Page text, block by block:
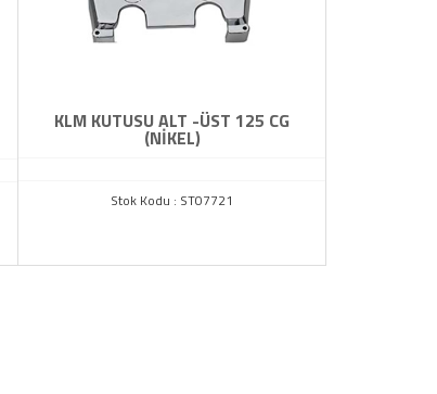
KLM KUTUSU ALT -ÜST 125 CG
(NİKEL)
Stok Kodu : ST07721